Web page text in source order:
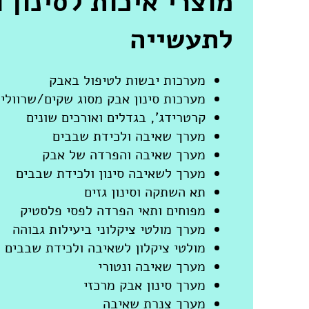
מפוחים צנטריפוגליי ם לתחומי
חן בקרת אקלים בע"מ היא נציגתן של
(אירופה).
מתקני החברה קיבלו אין ספור אישורים
לתעשייה
מערכות יבשות לטיפול באבק
מערכות סינון אבק מסוג שקים/
קרטרידג', בגדלים ואורכים שונים
מערך שאיבה ולכידת שבבים
מערך שאיבה והפרדה של אבק
מערך לשאיבה סינון ולכידת שבבים
תא השתקה וסינון גזים
מפוחים ותאי הפרדה לפסי פלסטיק
מערך מולטי ציקלוני ביעילות גבוהה
מולטי ציקלון לשאיבה ולכידת שבבים
מערך שאיבה ונטורי
מערך סינון אבק מרכזי
מערך צנרת שאיבה